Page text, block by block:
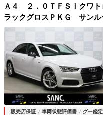
Ａ４ ２．０ＴＦＳＩクワ
ラックグロスＰＫＧ サン
サウンド マトリクスＬＥＤ
コクピット 衝突被害軽減
ラ 前後センサ
販売店保証 車両状態評価書 グー鑑定